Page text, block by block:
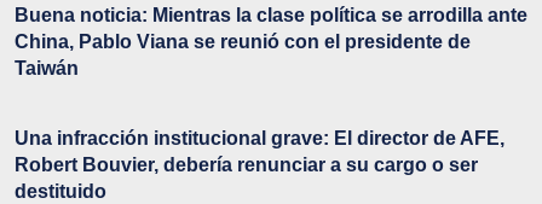
Buena noticia: Mientras la clase política se arrodilla ante
China, Pablo Viana se reunió con el presidente de
Taiwán
Una infracción institucional grave: El director de AFE,
Robert Bouvier, debería renunciar a su cargo o ser
destituido